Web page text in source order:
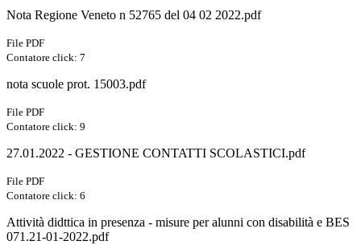
Nota Regione Veneto n 52765 del 04 02 2022.pdf
File PDF
Contatore click: 7
nota scuole prot. 15003.pdf
File PDF
Contatore click: 9
27.01.2022 - GESTIONE CONTATTI SCOLASTICI.pdf
File PDF
Contatore click: 6
Attività didttica in presenza - misure per alunni con disabilità e BES
071.21-01-2022.pdf